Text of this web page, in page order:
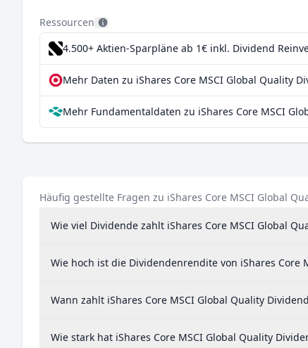
Schweden
Dänemark
Italien
Sonderverwaltungsregion Hongkong
Österreich
Portugal
Ressourcen
4.500+ Aktien-Sparpläne ab 1€ inkl. Dividend
Mehr Daten zu iShares Core MSCI Global Quality
Mehr Fundamentaldaten zu iShares Core MSCI
Häufig gestellte Fragen zu iShares Core MSCI Global
Wie viel Dividende zahlt iShares Core MSCI Global
Wie hoch ist die Dividendenrendite von iShares Core
Wann zahlt iShares Core MSCI Global Quality
Wie stark hat iShares Core MSCI Global Quality